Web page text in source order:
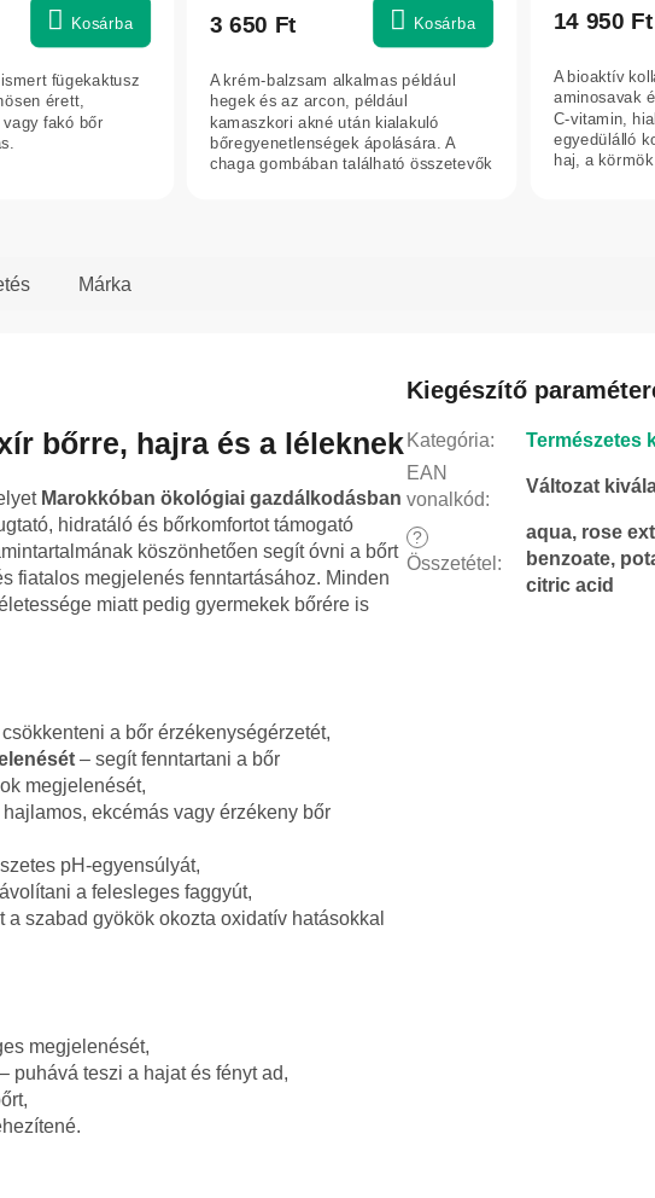
Kosárba
fügekaktusz
érett,
fakó bőr
átlagos
ből
5,0
csillag.
3 650 Ft Kosárba
A krém-balzsam alkalmas például
hegek és az arcon, például
kamaszkori akné után kialakuló
bőregyenetlenségek ápolására. A
chaga gombában található összetevők
átlagos
5-
ből
5,0
csillag.
14 950 Ft
A bioaktív
aminosavak
C-vitamin,
egyedülálló
haj, a
Márka
bőrre, hajra és a léleknek
Marokkóban ökológiai gazdálkodásban
hidratáló és bőrkomfortot támogató
köszönhetően segít óvni a bőrt
fiatalos megjelenés fenntartásához. Minden
miatt pedig gyermekek bőrére is
a bőr érzékenységérzetét,
– segít fenntartani a bőr
megjelenését,
ekcémás vagy érzékeny bőr
pH-egyensúlyát,
a felesleges faggyút,
a szabad gyökök okozta oxidatív hatásokkal
megjelenését,
puhává teszi a hajat és fényt ad,
Kiegészítő
Kategória:
Természetes
EAN
vonalkód:
Változat
?
Összetétel :
aqua, rose
benzoate,
citric acid